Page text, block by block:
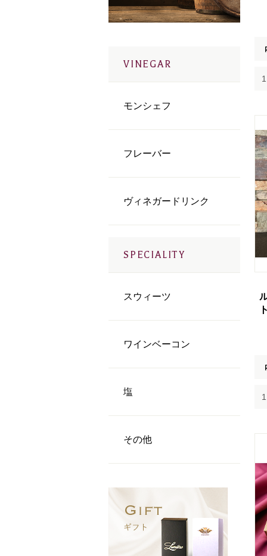
VINEGAR
モンシェフ
フレーバー
ヴィネガードリンク
SPECIALITY
スウィーツ
ワインベーコン
塩
その他